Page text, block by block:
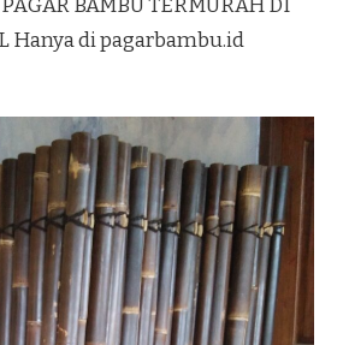
BAMBU
TERMURAH
BAMBU TERMURAH DI
Hanya di pagarbambu.id